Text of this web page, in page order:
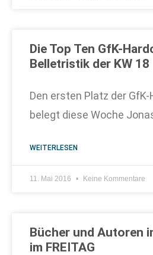
Die Top Ten GfK-
Belletristik der KW 18
Den ersten Platz der
belegt diese Woche
WEITERLESEN
11. Mai 2016 Keine Kommentare
Bücher und Autoren
im FREITAG